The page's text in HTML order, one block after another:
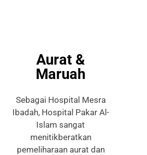
Aurat &
Maruah
Sebagai Hospital Mesra
Ibadah, Hospital Pakar Al-
Islam sangat
menitikberatkan
pemeliharaan aurat dan